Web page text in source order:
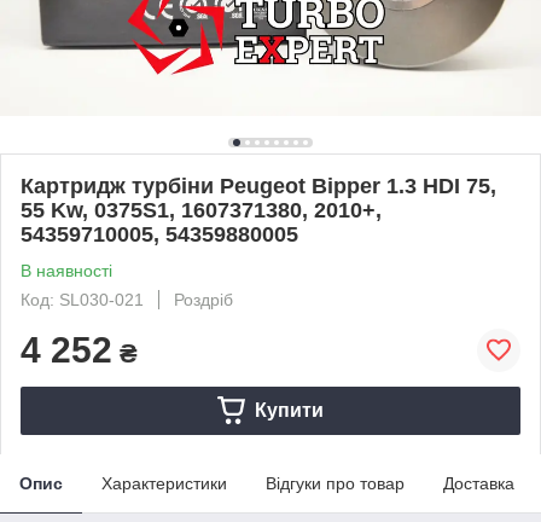
Картридж турбіни Peugeot Bipper 1.3 HDI 75,
55 Kw, 0375S1, 1607371380, 2010+,
54359710005, 54359880005
В наявності
Код: SL030-021
Роздріб
4 252 ₴
Купити
Опис Характеристики Відгуки про товар Доставка